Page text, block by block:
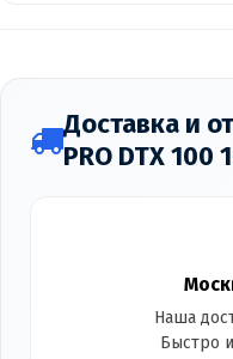
Доставка и
PRO DTX 100
Наша
Быстро